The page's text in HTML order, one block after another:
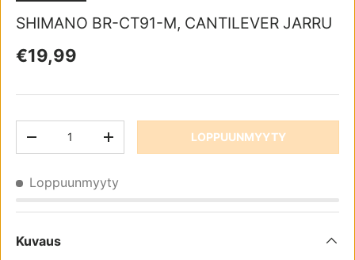
SHIMANO BR-CT91-M, CANTILEVER JARRU
Normaali hinta
€19,99
TRANSLATION MISSING:TRANSLATION MISSING:
LOPPUUNMYYTY
Loppuunmyyty
Kuvaus